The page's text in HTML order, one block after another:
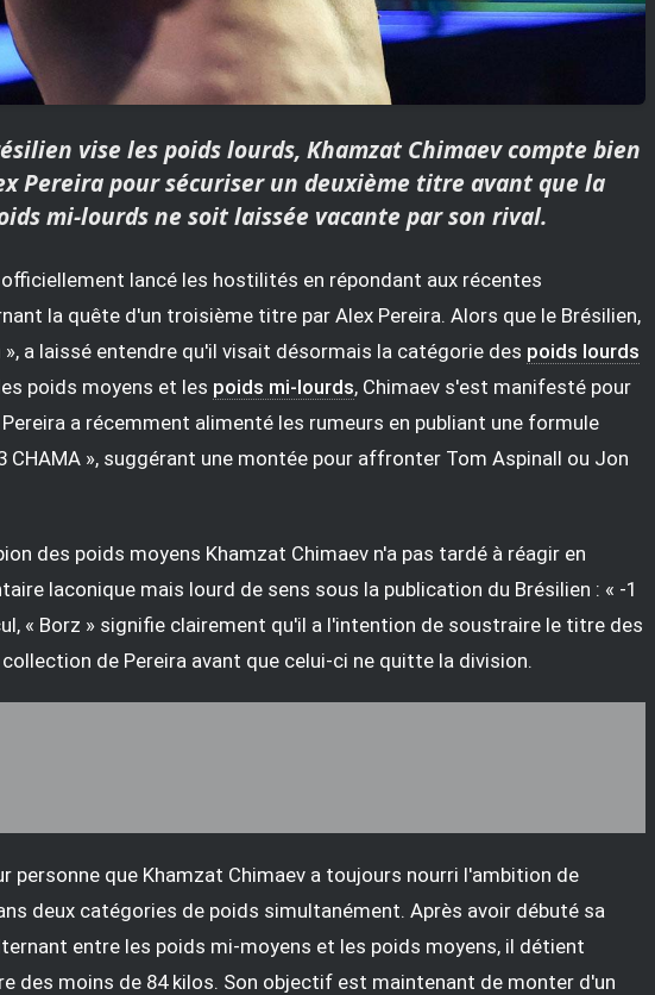
vise les poids lourds, Khamzat Chimaev compte bien
Pereira pour sécuriser un deuxième titre avant que la
mi-lourds ne soit laissée vacante par son rival.
lancé les hostilités en répondant aux récentes
la quête d'un troisième titre par Alex Pereira. Alors que le Brésilien,
a laissé entendre qu'il visait désormais la catégorie des poids lourds
poids moyens et les poids mi-lourds, Chimaev s'est manifesté pour
a récemment alimenté les rumeurs en publiant une formule
CHAMA », suggérant une montée pour affronter Tom Aspinall ou Jon
des poids moyens Khamzat Chimaev n'a pas tardé à réagir en
laconique mais lourd de sens sous la publication du Brésilien : « -1
« Borz » signifie clairement qu'il a l'intention de soustraire le titre des
collection de Pereira avant que celui-ci ne quitte la division.
personne que Khamzat Chimaev a toujours nourri l'ambition de
deux catégories de poids simultanément. Après avoir débuté sa
entre les poids mi-moyens et les poids moyens, il détient
des moins de 84 kilos. Son objectif est maintenant de monter d'un